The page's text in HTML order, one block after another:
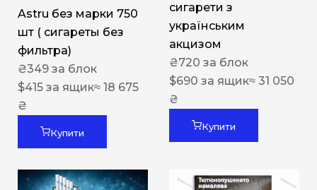
Astru без марки 750
шт ( сигареты без
фильтра)
₴349 за блок
$415 за ящик≈ 18 675
₴
Купити
сигарети з
українським
акцизом
₴720 за блок
$690 за ящик≈ 31 050
₴
Купити